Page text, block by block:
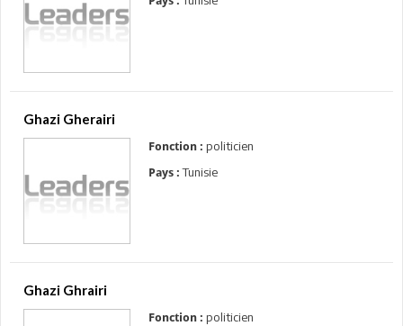
Ghazi Gherairi
Fonction : politicien
Pays : Tunisie
Ghazi Ghrairi
Fonction : politicien